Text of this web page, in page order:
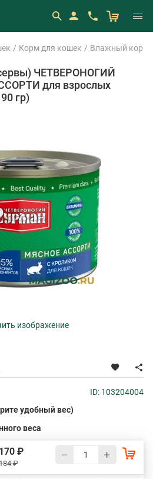
Корм для кошек Влажный корм
ЧЕТВЕРОНОГИЙ
для взрослых
гр)
изображение
ID: 103204004
удобный вес)
веса
170 ₽
₽